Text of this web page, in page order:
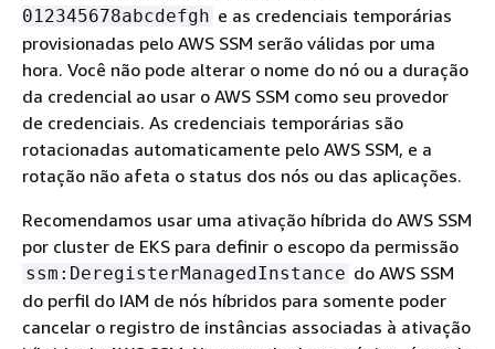
012345678abcdefgh e as credenciais temporárias
provisionadas pelo AWS SSM serão válidas por uma
hora. Você não pode alterar o nome do nó ou a duração
da credencial ao usar o AWS SSM como seu provedor
de credenciais. As credenciais temporárias são
rotacionadas automaticamente pelo AWS SSM, e a
rotação não afeta o status dos nós ou das aplicações.
Recomendamos usar uma ativação híbrida do AWS SSM
por cluster de EKS para definir o escopo da permissão
ssm:DeregisterManagedInstance do AWS SSM
do perfil do IAM de nós híbridos para somente poder
cancelar o registro de instâncias associadas à ativação